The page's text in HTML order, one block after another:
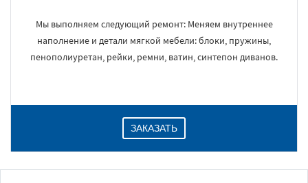
Мы выполняем следующий ремонт: Меняем внутреннее
наполнение и детали мягкой мебели: блоки, пружины,
пенополиуретан, рейки, ремни, ватин, синтепон диванов.
ЗАКАЗАТЬ